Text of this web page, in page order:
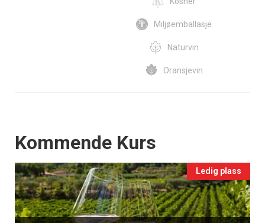
Miljøemballasje
Naturvin
Oransjevin
Events
Kommende Kurs
Ledig plass